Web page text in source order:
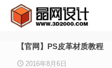
【官网】PS皮革材质教程
2016年8月6日